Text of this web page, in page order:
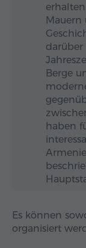
Mauern
darüber
Berge
haben
Es können
organisiert